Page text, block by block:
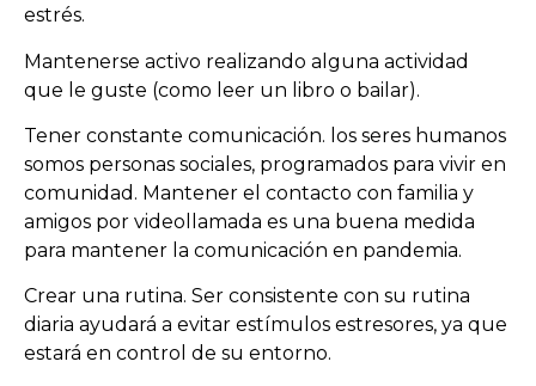
estrés.
Mantenerse activo realizando alguna actividad
que le guste (como leer un libro o bailar).
Tener constante comunicación. los seres humanos
somos personas sociales, programados para vivir en
comunidad. Mantener el contacto con familia y
amigos por videollamada es una buena medida
para mantener la comunicación en pandemia.
Crear una rutina. Ser consistente con su rutina
diaria ayudará a evitar estímulos estresores, ya que
estará en control de su entorno.